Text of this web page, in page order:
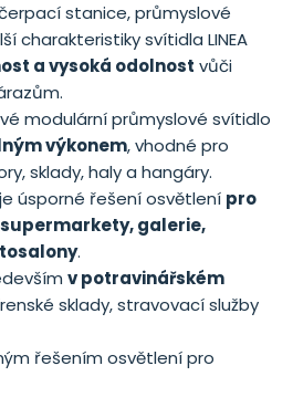
stanice, průmyslové
charakteristiky svítidla LINEA
a vysoká odolnost vůči
modulární průmyslové svítidlo
výkonem, vhodné pro
sklady, haly a hangáry.
úsporné řešení osvětlení pro
galerie,
.
v potravinářském
sklady, stravovací služby
řešením osvětlení pro